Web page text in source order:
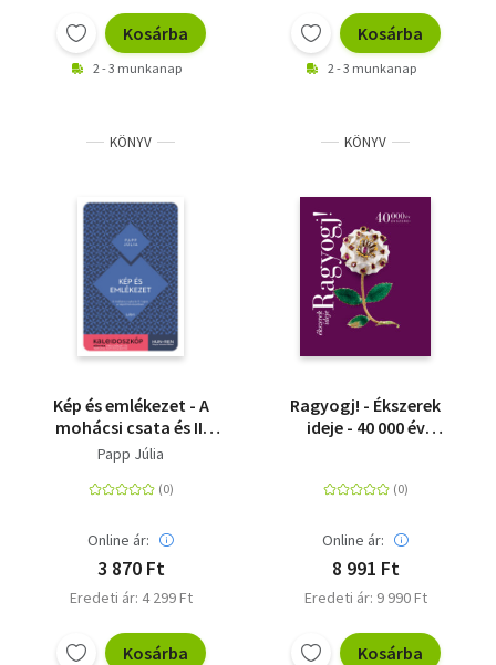
Kosárba
2 - 3 munkanap
Kosárba
2 - 3 munkanap
KÖNYV
Kép és emlékezet - A
mohácsi csata és II.
Lajos a
Papp Júlia
Online ár:
3 870 Ft
Eredeti ár: 4 299 Ft
Kosárba
KÖNYV
Ragyogj! - Ékszerek
ideje - 40 000 év
Online ár:
8 991 Ft
Eredeti ár: 9 990 Ft
Kosárba